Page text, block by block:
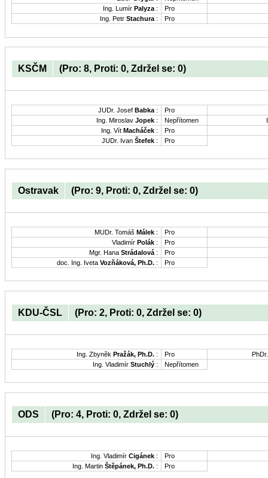
Ing. Lumír Palyza:
Pro
Ing. Petr Stachura: Pro
KSČM (Pro: 8, Proti: 0, Zdržel se: 0)
JUDr. Josef Babka :
Pro
Ing. Miroslav Jopek : Nepřítomen
Ing. Vít Macháček :
Pro
JUDr. Ivan Štefek : Pro
Ostravak (Pro: 9, Proti: 0, Zdržel se: 0)
MUDr. Tomáš Málek :
Pro
Vladimír Polák :
Pro
Mgr. Hana Strádalová :
Pro
doc. Ing. Iveta Vozňáková, Ph.D. : Pro
KDU-ČSL (Pro: 2, Proti: 0, Zdržel se: 0)
Ing. Zbyněk Pražák, Ph.D. : Pro
Ing. Vladimír Stuchlý : Nepřítomen
ODS (Pro: 4, Proti: 0, Zdržel se: 0)
Ing. Vladimír Cigánek :
Pro
Ing. Martin Štěpánek, Ph.D. : Pro